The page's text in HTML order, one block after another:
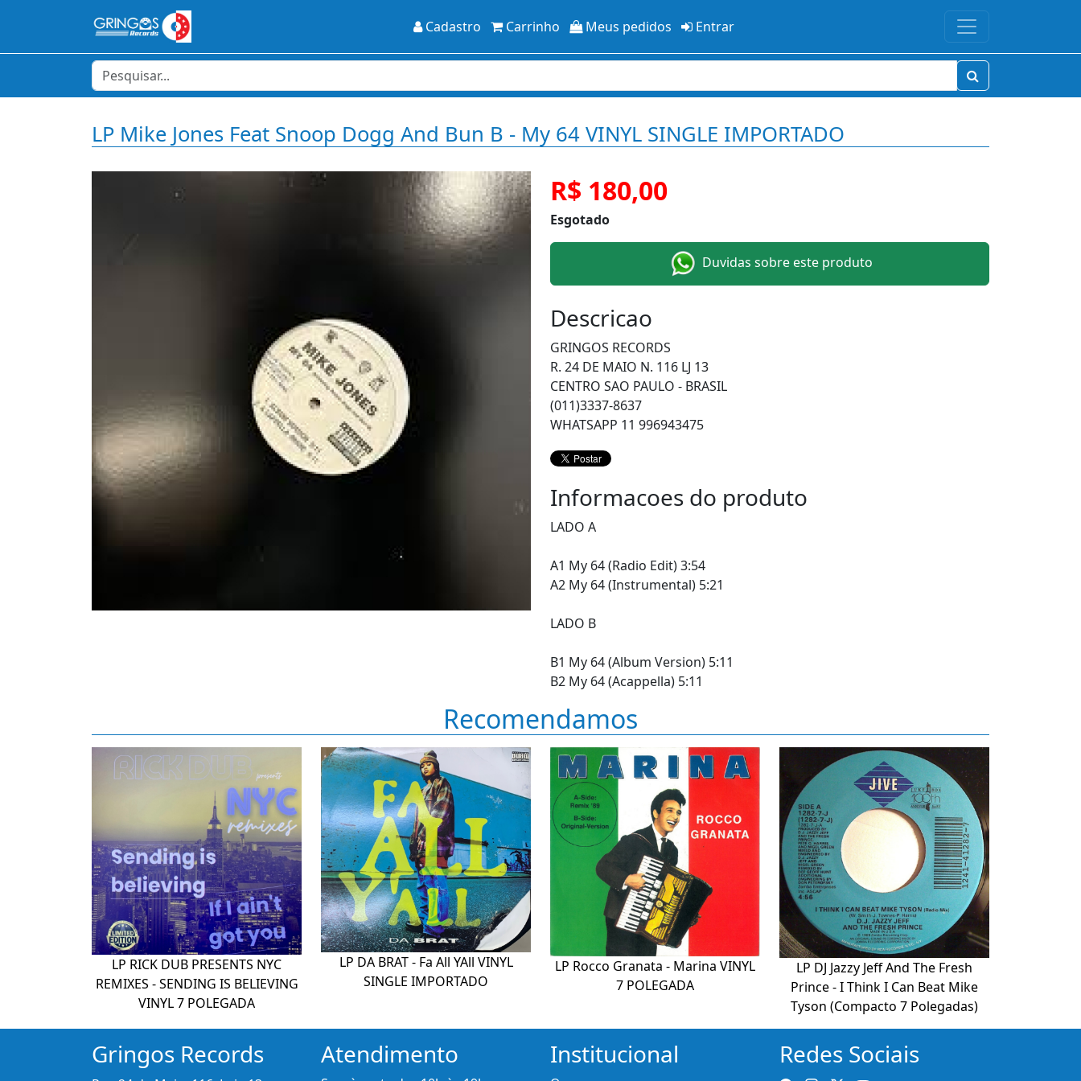
Cadastro Carrinho Meus pedidos Entrar
LP Mike Jones Feat Snoop Dogg And Bun B - My 64 VINYL SINGLE IMPORTADO
R$ 180,00
Esgotado
Duvidas sobre este produto
Descricao
GRINGOS RECORDS
R. 24 DE MAIO N. 116 LJ 13
CENTRO SAO PAULO - BRASIL
(011)3337-8637
WHATSAPP 11 996943475
Informacoes do produto
LADO A
A1 My 64 (Radio Edit) 3:54
A2 My 64 (Instrumental) 5:21
LADO B
B1 My 64 (Album Version) 5:11
B2 My 64 (Acappella) 5:11
Recomendamos
LP RICK DUB PRESENTS NYC
REMIXES - SENDING IS BELIEVING
VINYL 7 POLEGADA
LP DA BRAT - Fa All YAll VINYL
SINGLE IMPORTADO
LP Rocco Granata - Marina VINYL
7 POLEGADA
LP DJ Jazzy Jeff And The Fresh
Prince - I Think I Can Beat Mike
Tyson (Compacto 7 Polegadas)
Gringos Records Atendimento Institucional Redes Sociais